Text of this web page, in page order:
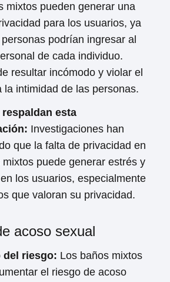
mixtos pueden generar una
para los usuarios, ya
podrían ingresar al
de cada individuo.
resultar incómodo y violar el
la intimidad de las personas.
esta
Investigaciones han
que la falta de privacidad en
mixtos puede generar estrés y
los usuarios, especialmente
que valoran su privacidad.
acoso sexual
del riesgo: Los baños mixtos
el riesgo de acoso